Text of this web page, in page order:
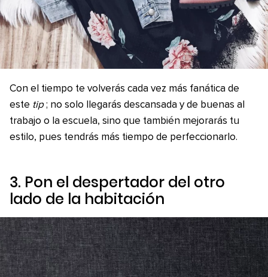
Con el tiempo te volverás cada vez más fanática de
este tip ; no solo llegarás descansada y de buenas al
trabajo o la escuela, sino que también mejorarás tu
estilo, pues tendrás más tiempo de perfeccionarlo.
3. Pon el despertador del otro
lado de la habitación